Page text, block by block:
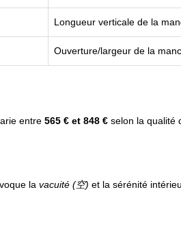
Longueur verticale de la
Ouverture/largeur de la
entre 565 € et 848 € selon la qualité
la vacuité (空) et la sérénité